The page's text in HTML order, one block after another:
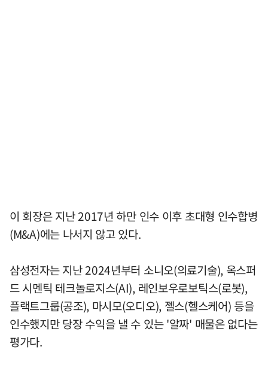
이 회장은 지난 2017년 하만 인수 이후 초대형 인수합병
(M&A)에는 나서지 않고 있다.
삼성전자는 지난 2024년부터 소니오(의료기술), 옥스퍼
드 시멘틱 테크놀로지스(AI), 레인보우로보틱스(로봇),
플랙트그룹(공조), 마시모(오디오), 젤스(헬스케어) 등을
인수했지만 당장 수익을 낼 수 있는 '알짜' 매물은 없다는
평가다.